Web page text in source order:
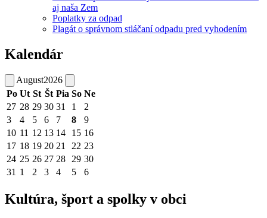
aj naša Zem
Poplatky za odpad
Plagát o správnom stláčaní odpadu pred vyhodením
Kalendár
August2026
Po Ut St Št Pia So Ne
27 28 29 30 31 1
2
3
4 5 6 7 8
9
10 11 12 13 14 15 16
17 18 19 20 21 22 23
24 25 26 27 28 29 30
31 1 2 3 4 5 6
Kultúra, šport a spolky v obci